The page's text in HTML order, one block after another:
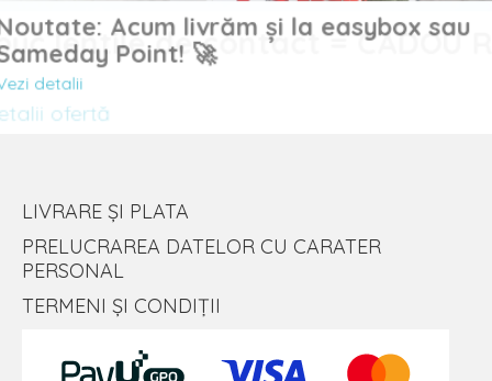
lentile de contact = CADOU
ofertă
Noutate: Acum livrăm și la easybox sau
Sameday Point! 🚀
Vezi detalii
LIVRARE ȘI PLATA
PRELUCRAREA DATELOR CU CARATER
PERSONAL
TERMENI ȘI CONDIȚII